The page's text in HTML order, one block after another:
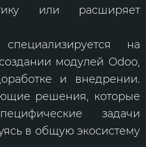
или расширяет
на
модулей Odoo,
и внедрении.
решения, которые
задачи
в общую экосистему